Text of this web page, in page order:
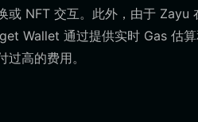
或 NFT 交互。此外，由于
Wallet 通过提供实时 Gas 估
高的费用。